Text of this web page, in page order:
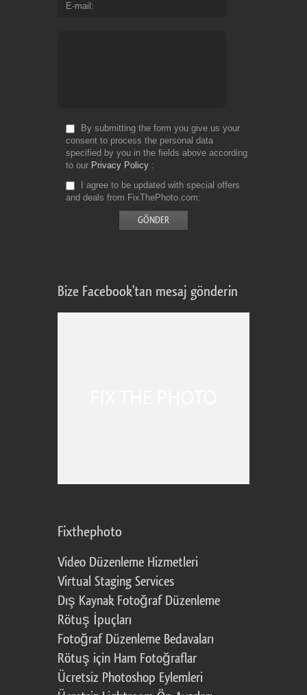
E-mail
By submitting the form you give us your
consent to process the personal data
specified by you in the fields above according
to our Privacy Policy
I agree to be updated with special offers
and deals from FixThePhoto.com
Bize Facebook'tan mesaj gönderin
Fixthephoto
Video Düzenleme Hizmetleri
Virtual Staging Services
Dış Kaynak Fotoğraf Düzenleme
Rötuş İpuçları
Fotoğraf Düzenleme Bedavaları
Rötuş için Ham Fotoğraflar
Ücretsiz Photoshop Eylemleri